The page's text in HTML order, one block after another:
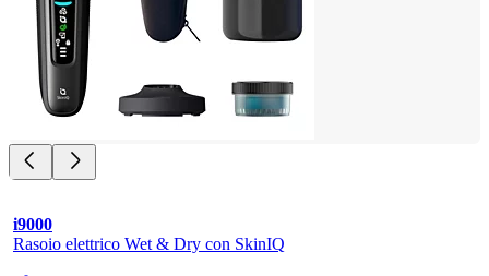
i9000
Rasoio elettrico Wet & Dry con SkinIQ